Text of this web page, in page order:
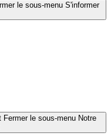
le sous-menu S'informer
Fermer le sous-menu Notre